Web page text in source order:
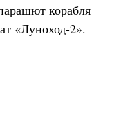
корабля
«Луноход-2».